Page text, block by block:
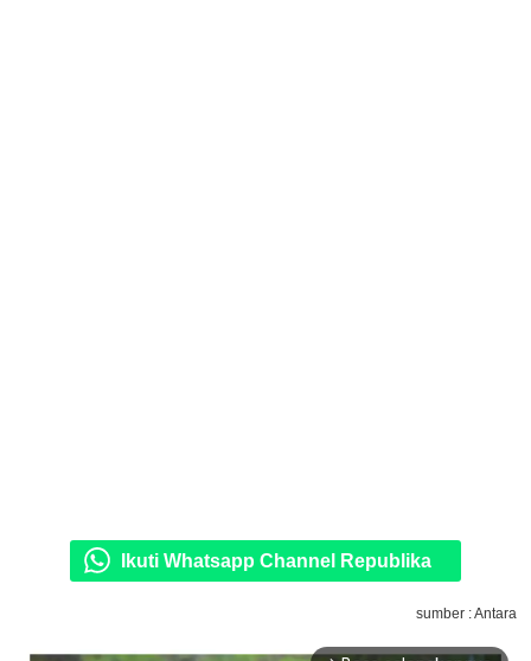
Ikuti Whatsapp Channel Republika
sumber : Antara